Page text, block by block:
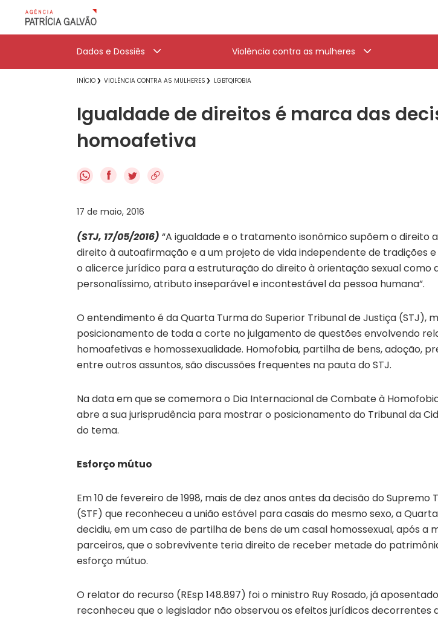
Dados e Dossiês Violência contra as mulheres
INÍCIO VIOLÊNCIA CONTRA AS MULHERES LGBTQIFOBIA
Igualdade de direitos é marca das
homoafetiva
f
17 de maio, 2016
(STJ, 17/05/2016) “A igualdade e o tratamento isonômico supõem o direito
direito à autoafirmação e a um projeto de vida independente de tradições
o alicerce jurídico para a estruturação do direito à orientação sexual como
personalíssimo, atributo inseparável e incontestável da pessoa humana”.
O entendimento é da Quarta Turma do Superior Tribunal de Justiça (STJ),
posicionamento de toda a corte no julgamento de questões envolvendo
homoafetivas e homossexualidade. Homofobia, partilha de bens, adoção,
entre outros assuntos, são discussões frequentes na pauta do STJ.
Na data em que se comemora o Dia Internacional de Combate à
abre a sua jurisprudência para mostrar o posicionamento do Tribunal da
do tema.
Esforço mútuo
Em 10 de fevereiro de 1998, mais de dez anos antes da decisão do Supremo
(STF) que reconheceu a união estável para casais do mesmo sexo, a
decidiu, em um caso de partilha de bens de um casal homossexual, após a
parceiros, que o sobrevivente teria direito de receber metade do
esforço mútuo.
O relator do recurso (REsp 148.897) foi o ministro Ruy Rosado, já
reconheceu que o legislador não observou os efeitos jurídicos decorrentes